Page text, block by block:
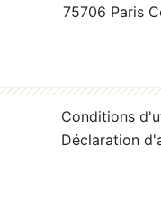
75706 Paris
Conditions
Déclaration